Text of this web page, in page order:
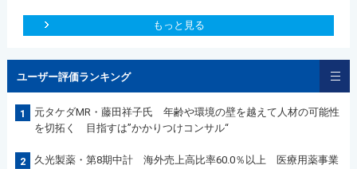
もっと見る
ユーザー評価ランキング
1
元タケダMR・藤田祥子氏 年齢や環境の壁を越えて人材の可能性
を切拓く 目指すは”かかりつけコンサル“
2
久光製薬・第8期中計 海外売上高比率60.0％以上 医療用薬事業